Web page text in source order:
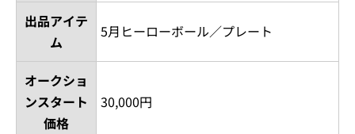
出品アイテ
ム
5月ヒーローボール／プレート
オークショ
ンスタート
価格
30,000円